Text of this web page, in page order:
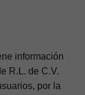
información
R.L. de C.V.
por la